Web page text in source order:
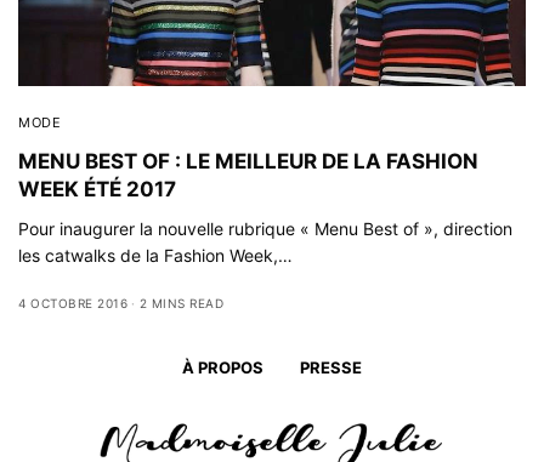
MODE
MENU BEST OF : LE MEILLEUR DE LA FASHION
WEEK ÉTÉ 2017
Pour inaugurer la nouvelle rubrique « Menu Best of », direction
les catwalks de la Fashion Week,…
4 OCTOBRE 2016 2 MINS READ
À PROPOS PRESSE